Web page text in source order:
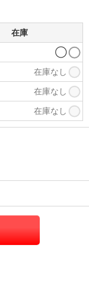
在庫
◯
在庫なし
在庫なし
在庫なし